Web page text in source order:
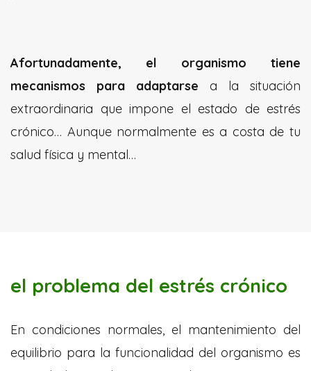
Afortunadamente, el organismo tiene
mecanismos para adaptarse a la situación
extraordinaria que impone el estado de estrés
crónico… Aunque normalmente es a costa de tu
salud física y mental…
el problema del estrés crónico
En condiciones normales, el mantenimiento del
equilibrio para la funcionalidad del organismo es